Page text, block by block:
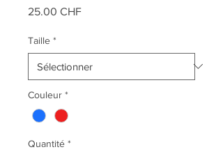
25.00 CHFPrix
Taille *
Couleur *
Quantité *